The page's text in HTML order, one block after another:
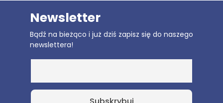
Newsletter
Bądź na bieżąco i już dziś zapisz się do naszego
newslettera!